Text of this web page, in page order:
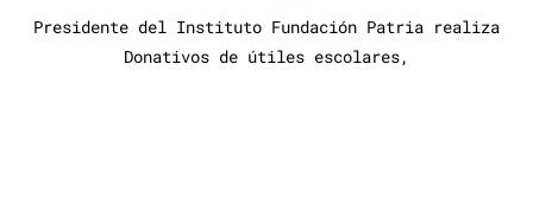
Presidente del Instituto Fundación Patria realiza
Donativos de útiles escolares,